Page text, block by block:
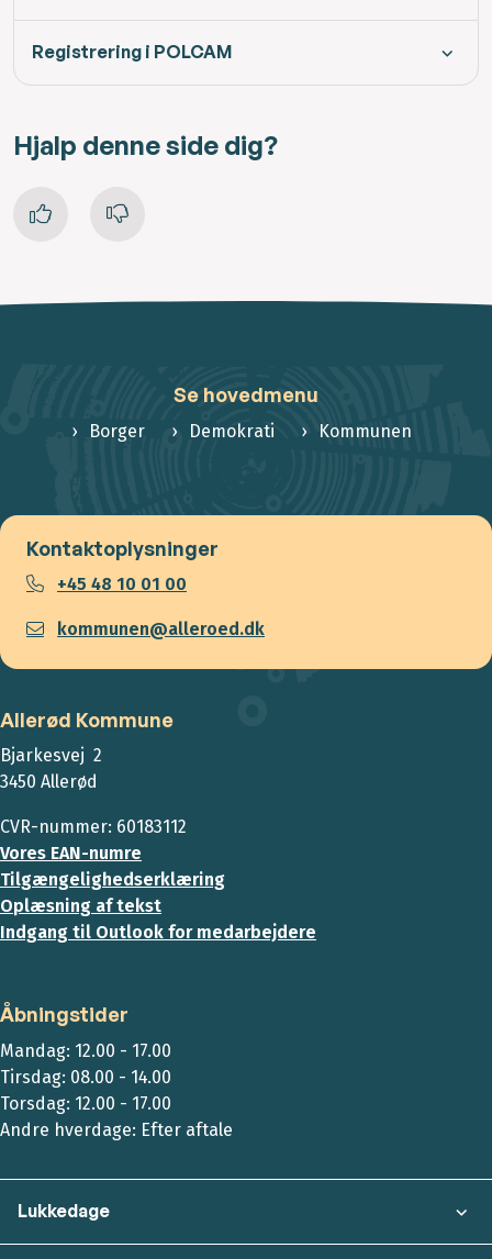
Registrering i POLCAM
Hjalp denne side dig?
Se hovedmenu
Borger Demokrati Kommunen
Kontaktoplysninger
+45 48 10 01 00
kommunen@alleroed.dk
Allerød Kommune
Bjarkesvej 2
3450 Allerød
CVR-nummer: 60183112
Vores EAN-numre
Tilgængelighedserklæring
Oplæsning af tekst
Indgang til Outlook for medarbejdere
Åbningstider
Mandag: 12.00 - 17.00
Tirsdag: 08.00 - 14.00
Torsdag: 12.00 - 17.00
Andre hverdage: Efter aftale
Lukkedage